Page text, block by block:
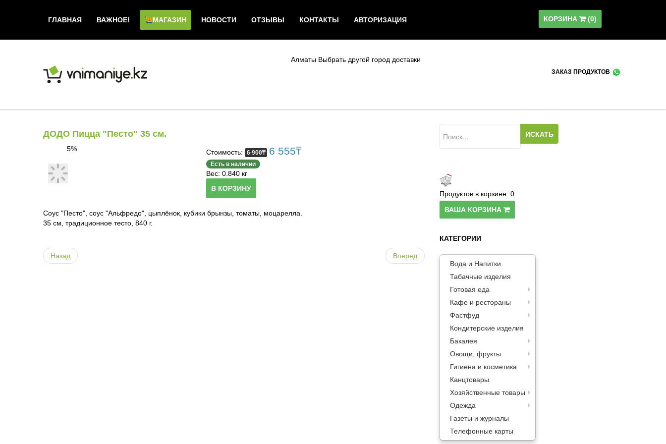
ГЛАВНАЯ ВАЖНОЕ! МАГАЗИН НОВОСТИ ОТЗЫВЫ КОНТАКТЫ АВТОРИЗАЦИЯ КОРЗИНА (0)
Алматы Выбрать другой город доставки
ЗАКАЗ ПРОДУКТОВ
ДОДО Пицца "Песто" 35 см.
5% Стоимость: 6 900₸ 6 555₸
Есть в наличии
Вес: 0.840 кг
В КОРЗИНУ
Соус "Песто", соус "Альфредо", цыплёнок, кубики брынзы, томаты, моцарелла.
35 см, традиционное тесто, 840 г.
Назад Вперед
Продуктов в корзине: 0
ВАША КОРЗИНА
КАТЕГОРИИ
Вода и Напитки
Табачные изделия
Готовая еда
Кафе и рестораны
Фастфуд
Кондитерские изделия
Бакалея
Овощи, фрукты
Гигиена и косметика
Канцтовары
Хозяйственные товары
Одежда
Газеты и журналы
Телефонные карты